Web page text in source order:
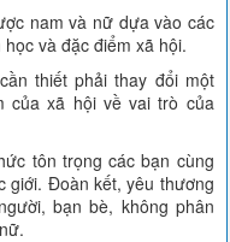
nam và nữ dựa vào các
và đặc điểm xã hội.
thiết phải thay đổi một
của xã hội về vai trò của
tôn trọng các bạn cùng
giới. Đoàn kết, yêu thương
bạn bè, không phân